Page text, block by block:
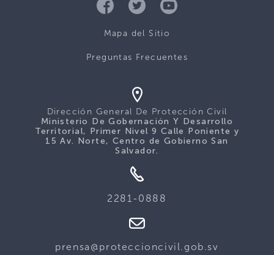
Mapa del Sitio
Preguntas Frecuentes
Dirección General De Protección Civil
Ministerio De Gobernación Y Desarrollo
Territorial, Primer Nivel 9 Calle Poniente y
15 Av. Norte, Centro de Gobierno San
Salvador.
2281-0888
prensa@proteccioncivil.gob.sv